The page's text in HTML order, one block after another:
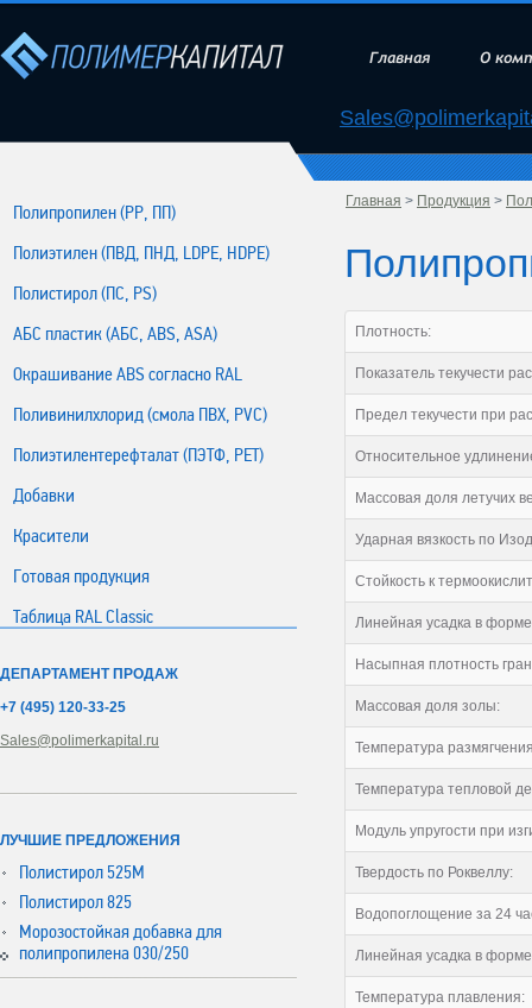
Главная О
Полипропилен (РР, ПП)
Полиэтилен (ПВД, ПНД, LDPE, HDPE)
Полистирол (ПС, PS)
АБС пластик (АБС, ABS, ASA)
Окрашивание ABS согласно RAL
Поливинилхлорид (смола ПВХ, PVC)
Полиэтилентерефталат (ПЭТФ, PET)
Добавки
Красители
Готовая продукция
Таблица RAL Classic
ДЕПАРТАМЕНТ ПРОДАЖ
+7 (495) 120-33-25
Sales@polimerkapital.ru
ЛУЧШИЕ ПРЕДЛОЖЕНИЯ
Полистирол 525М
Полистирол 825
Морозостойкая добавка для
полипропилена 030/250
Главная > Продукция >
Плотность:
Показатель текучести
Предел текучести при
Относительное
Массовая доля летучих
Ударная вязкость по
Стойкость к
Линейная усадка в
Насыпная плотность
Массовая доля золы:
Температура
Температура тепловой
Модуль упругости при
Твердость по Роквеллу:
Водопоглощение за 24
Линейная усадка в
Температура плавления: